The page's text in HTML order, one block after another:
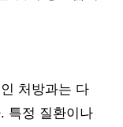
처방과는 다
특정 질환이나